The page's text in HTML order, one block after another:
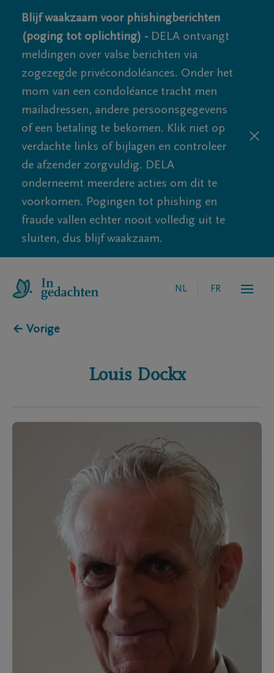
Blijf waakzaam voor phishingberichten
(poging tot oplichting) - DELA ontvangt
meldingen over valse berichten via
zogezegde privécondoléances. Onder het
mom van een condoléance tracht men
mailadressen, andere persoonsgegevens
of een betaling te bekomen. Klik niet op
verdachte links of bijlagen en controleer
de afzender zorgvuldig. DELA
onderneemt meerdere acties om dit te
voorkomen. Pogingen tot phishing en
fraude vallen echter nooit volledig uit te
sluiten, dus blijf waakzaam.
NL FR
← Vorige
Louis Dockx